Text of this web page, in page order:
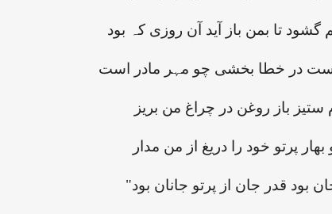
تا بمن باز آید آن روزی کہ بود
است در خطا بخشی چو مہر مادر است
باز روغن در چراغ من بریز
پرتو خود را دریغ از من مدار